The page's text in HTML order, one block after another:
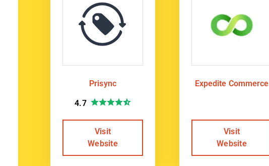
Prisync
4.7
Visit
Website
Expedite Commerce
Visit
Website